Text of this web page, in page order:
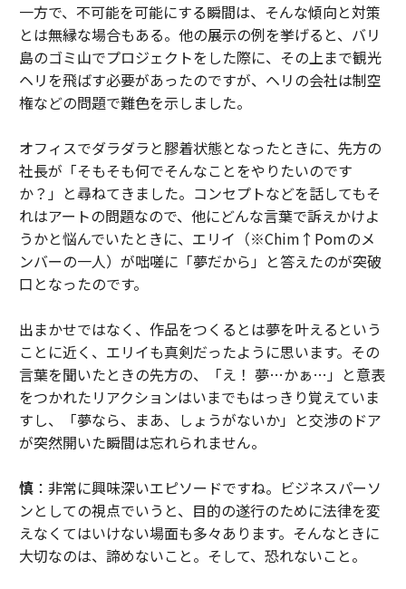
一方で、不可能を可能にする瞬間は、そんな傾向と対策
とは無縁な場合もある。他の展示の例を挙げると、バリ
島のゴミ山でプロジェクトをした際に、その上まで観光
ヘリを飛ばす必要があったのですが、ヘリの会社は制空
権などの問題で難色を示しました。
オフィスでダラダラと膠着状態となったときに、先方の
社長が「そもそも何でそんなことをやりたいのです
か？」と尋ねてきました。コンセプトなどを話してもそ
れはアートの問題なので、他にどんな言葉で訴えかけよ
うかと悩んでいたときに、エリイ（※Chim↑Pomのメ
ンバーの一人）が咄嗟に「夢だから」と答えたのが突破
口となったのです。
出まかせではなく、作品をつくるとは夢を叶えるという
ことに近く、エリイも真剣だったように思います。その
言葉を聞いたときの先方の、「え！ 夢…かぁ…」と意表
をつかれたリアクションはいまでもはっきり覚えていま
すし、「夢なら、まあ、しょうがないか」と交渉のドア
が突然開いた瞬間は忘れられません。
慎：非常に興味深いエピソードですね。ビジネスパーソ
ンとしての視点でいうと、目的の遂行のために法律を変
えなくてはいけない場面も多々あります。そんなときに
大切なのは、諦めないこと。そして、恐れないこと。